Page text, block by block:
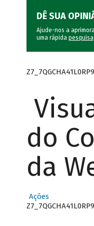
DÊ SUA
Ajude-nos a
uma rápida pesquisa.
do
da
Ações